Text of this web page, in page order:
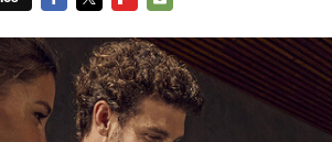
MAIL